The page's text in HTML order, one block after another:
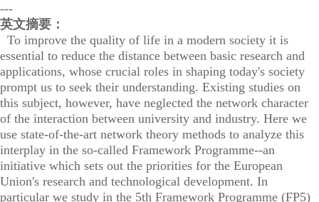
---
英文摘要：
To improve the quality of life in a modern society it is
essential to reduce the distance between basic research and
applications, whose crucial roles in shaping today's society
prompt us to seek their understanding. Existing studies on
this subject, however, have neglected the network character
of the interaction between university and industry. Here we
use state-of-the-art network theory methods to analyze this
interplay in the so-called Framework Programme--an
initiative which sets out the priorities for the European
Union's research and technological development. In
particular we study in the 5th Framework Programme (FP5)